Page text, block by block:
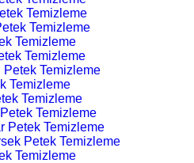
Temizleme
Temizleme
Temizleme
Temizleme
Petek Temizleme
Temizleme
Temizleme
Temizleme
Petek Temizleme
Petek Temizleme
Temizleme